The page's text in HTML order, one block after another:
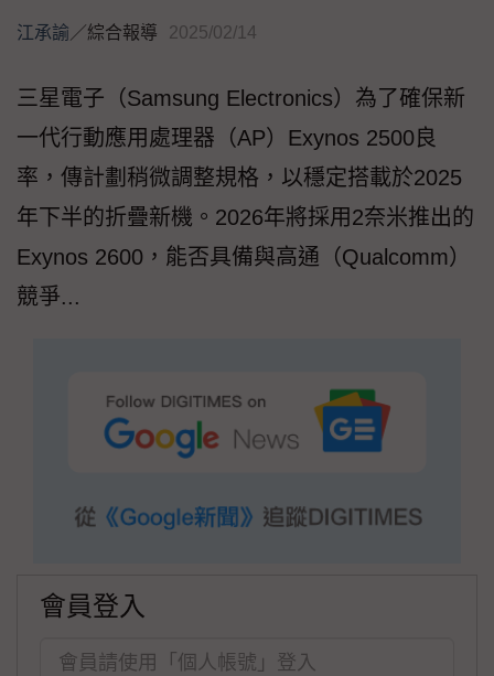
江承諭／綜合報導 2025/02/14
三星電子（Samsung Electronics）為了確保新
一代行動應用處理器（AP）Exynos 2500良
率，傳計劃稍微調整規格，以穩定搭載於2025
年下半的折疊新機。2026年將採用2奈米推出的
Exynos 2600，能否具備與高通（Qualcomm）
競爭...
會員登入